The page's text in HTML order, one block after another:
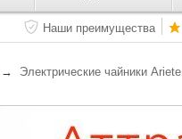
Наши преимущества
→ Электрические чайники Ariete